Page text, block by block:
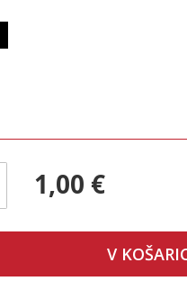
1,00 €
V